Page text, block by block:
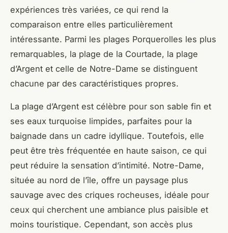
expériences très variées, ce qui rend la
comparaison entre elles particulièrement
intéressante. Parmi les plages Porquerolles les plus
remarquables, la plage de la Courtade, la plage
d’Argent et celle de Notre-Dame se distinguent
chacune par des caractéristiques propres.
La plage d’Argent est célèbre pour son sable fin et
ses eaux turquoise limpides, parfaites pour la
baignade dans un cadre idyllique. Toutefois, elle
peut être très fréquentée en haute saison, ce qui
peut réduire la sensation d’intimité. Notre-Dame,
située au nord de l’île, offre un paysage plus
sauvage avec des criques rocheuses, idéale pour
ceux qui cherchent une ambiance plus paisible et
moins touristique. Cependant, son accès plus